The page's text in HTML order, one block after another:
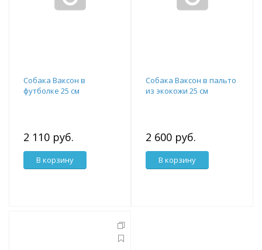
Собака Ваксон в
футболке 25 см
2 110 руб.
В корзину
Собака Ваксон в пальто
из экокожи 25 см
2 600 руб.
В корзину